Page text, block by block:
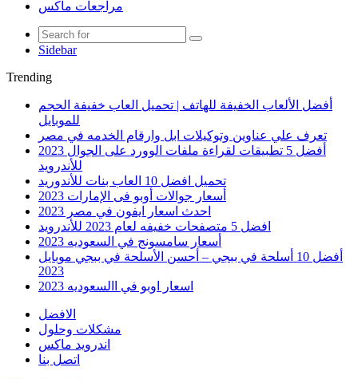
مراجعات ماكس
Sidebar
Trending
أفضل الألعاب الخفيفة للهاتف | تحميل العاب خفيفة الحجم
للموبايل
تعرف علي عناوين وتوكيلات ابل وارقام الخدمه في مصر
أفضل 5 تطبيقات لقراءة ملفات الوورد على الجوال 2023
للأندرويد
تحميل افضل 10 العاب بنات للأندوريد
أسعار جوالات أوبو فى الإمارات 2023
احدث اسعار ايفون في مصر 2023
افضل 5 متصفحات خفيفه لعام 2023 للأندرويد
أسعار سامسونج في السعوديه 2023
أفضل 10 أسلحة في ببجي – أحسن الأسلحة في ببجي موبايل
2023
اسعار اوبو في االسعوديه 2023
الافضل
مشكلات وحلول
اندرويد ماكس
اتصل بنا